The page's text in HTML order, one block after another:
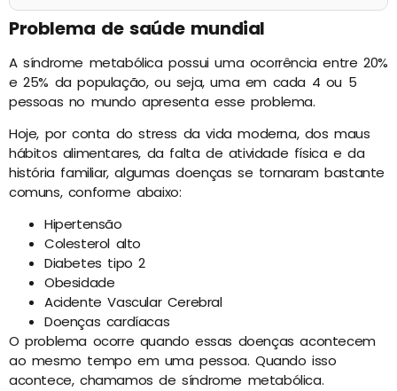
Problema de saúde mundial
A síndrome metabólica possui uma ocorrência entre 20%
e 25% da população, ou seja, uma em cada 4 ou 5
pessoas no mundo apresenta esse problema.
Hoje, por conta do stress da vida moderna, dos maus
hábitos alimentares, da falta de atividade física e da
história familiar, algumas doenças se tornaram bastante
comuns, conforme abaixo:
Hipertensão
Colesterol alto
Diabetes tipo 2
Obesidade
Acidente Vascular Cerebral
Doenças cardíacas
O problema ocorre quando essas doenças acontecem
ao mesmo tempo em uma pessoa. Quando isso
acontece, chamamos de síndrome metabólica.